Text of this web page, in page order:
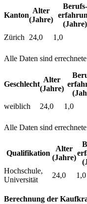
Kanton
Alter
(Jahre)
Berufs­
(Jahre)
Zürich 24,0 1,0
Alle Daten sind
Geschlecht
Alter
(Jahre)
weiblich 24,0 1,0
Alle Daten sind
Qualifikation
Alter
(Jahre)
Hochschule,
Universität
24,0 1,0
Berechnung der